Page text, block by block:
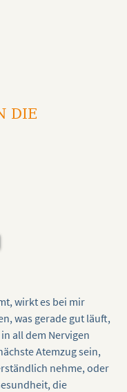
D
wirkt es bei mir
was gerade gut läuft,
all dem Nervigen
Atemzug sein,
nehme, oder
die